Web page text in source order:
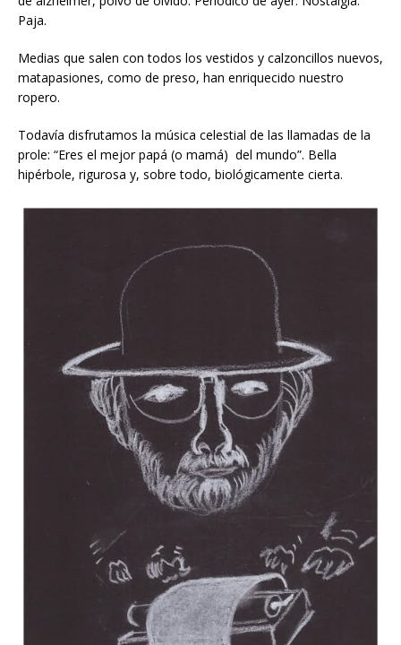
Paja.
Medias que salen con todos los vestidos y calzoncillos nuevos,
matapasiones, como de preso, han enriquecido nuestro
ropero.
Todavía disfrutamos la música celestial de las llamadas de la
prole: “Eres el mejor papá (o mamá) del mundo”. Bella
hipérbole, rigurosa y, sobre todo, biológicamente cierta.